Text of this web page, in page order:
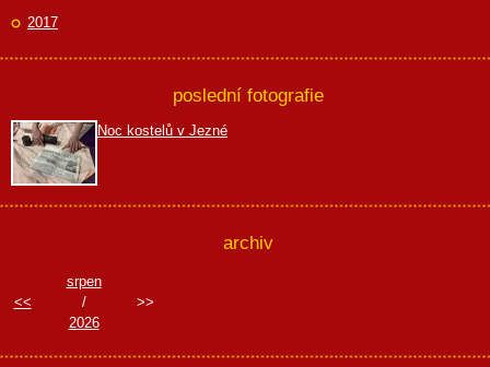
2017
poslední fotografie
Noc kostelů v Jezné
archiv
<<
srpen
/
2026
>>